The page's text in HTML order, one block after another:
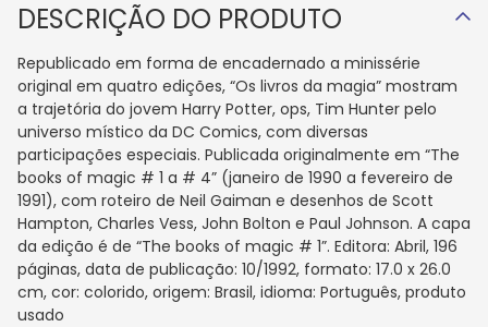
DESCRIÇÃO DO PRODUTO
Republicado em forma de encadernado a minissérie
original em quatro edições, “Os livros da magia” mostram
a trajetória do jovem Harry Potter, ops, Tim Hunter pelo
universo místico da DC Comics, com diversas
participações especiais. Publicada originalmente em “The
books of magic # 1 a # 4” (janeiro de 1990 a fevereiro de
1991), com roteiro de Neil Gaiman e desenhos de Scott
Hampton, Charles Vess, John Bolton e Paul Johnson. A capa
da edição é de “The books of magic # 1”. Editora: Abril, 196
páginas, data de publicação: 10/1992, formato: 17.0 x 26.0
cm, cor: colorido, origem: Brasil, idioma: Português, produto
usado